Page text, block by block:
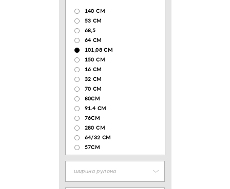
140 CM
53 СМ
68,5
64 СМ
101,08 CM
150 CM
16 СМ
32 СМ
70 CM
80СМ
91.4 СМ
76СМ
280 СМ
64/32 СМ
57СМ
ширина рулона